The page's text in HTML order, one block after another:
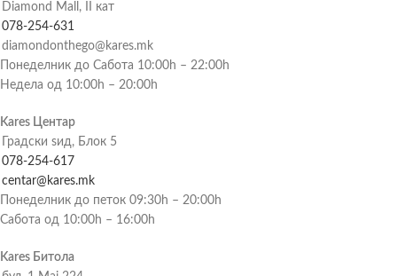
Diamond Mall, II кат
078-254-631
diamondonthego@kares.mk
Понеделник до Сабота 10:00h – 22:00h
Недела од 10:00h – 20:00h
Kares Центар
Градски ѕид, Блок 5
078-254-617
centar@kares.mk
Понеделник до петок 09:30h – 20:00h
Сабота од 10:00h – 16:00h
Kares Битола